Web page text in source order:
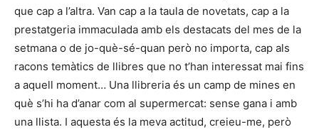
que cap a l’altra. Van cap a la taula de novetats, cap a la
prestatgeria immaculada amb els destacats del mes de la
setmana o de jo-què-sé-quan però no importa, cap als
racons temàtics de llibres que no t’han interessat mai fins
a aquell moment… Una llibreria és un camp de mines en
què s’hi ha d’anar com al supermercat: sense gana i amb
una llista. I aquesta és la meva actitud, creieu-me, però